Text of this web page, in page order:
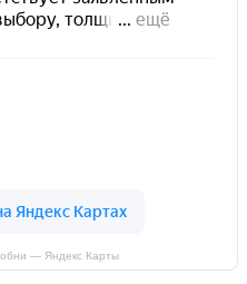
— Яндекс Карты